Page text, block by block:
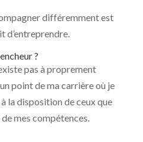
différemment est
d’entreprendre.
?
pas à proprement
point de ma carrière où je
la disposition de ceux que
de mes compétences.